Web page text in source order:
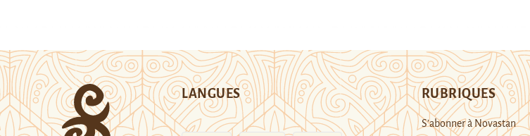
LANGUES RUBRIQUES
S’abonner à Novastan